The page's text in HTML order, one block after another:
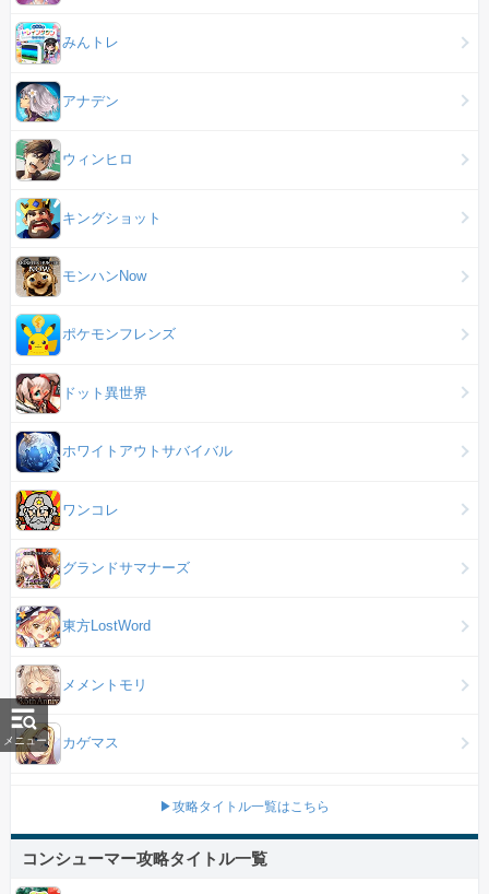
みんトレ
アナデン
ウィンヒロ
キングショット
モンハンNow
ポケモンフレンズ
ドット異世界
ホワイトアウトサバイバル
ワンコレ
グランドサマナーズ
東方LostWord
メメントモリ
カゲマス
▶攻略タイトル一覧はこちら
コンシューマー攻略タイトル一覧
メニュー